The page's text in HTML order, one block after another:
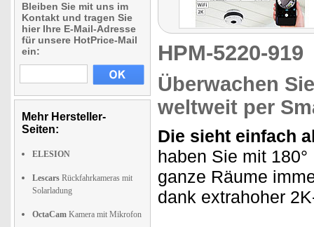
Bleiben Sie mit uns im
Kontakt und tragen Sie
hier Ihre E-Mail-Adresse
für unsere HotPrice-Mail
ein:
Mehr Hersteller-
Seiten:
ELESION
Lescars Rückfahrkameras mit
Solarladung
OctaCam Kamera mit Mikrofon
HPM-5220-
Überwachen
weltweit per
Die sieht einfach
haben Sie mit
ganze Räume
dank extrahoher